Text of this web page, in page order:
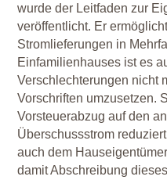
wurde der Leitfaden zur
veröffentlicht. Er
Stromlieferungen in
Einfamilienhauses ist es
Verschlechterungen nicht
Vorschriften umzusetzen.
Vorsteuerabzug auf den
Überschussstrom
auch dem
damit Abschreibung